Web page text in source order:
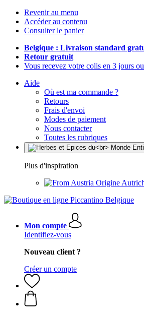
Revenir au menu
Accéder au contenu
Consulter le panier
Belgique : Livraison standard
Retour gratuit
Vous recevez votre colis en 3 jours
Aide
Où est ma commande ?
Retours
Frais d'envoi
Modes de paiement
Nous contacter
Toutes les rubriques
Plus d'inspiration
Origine
Mon compte
Identifiez-vous
Nouveau client ?
Créer un compte